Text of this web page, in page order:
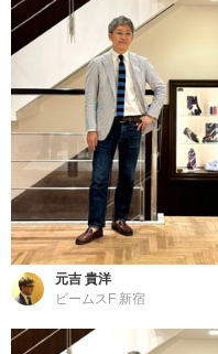
元吉 貴洋
ビームスF 新宿